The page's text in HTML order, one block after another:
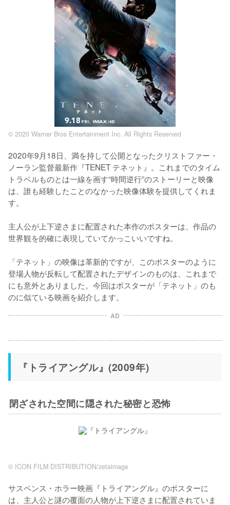
© 2020 Warner Bros Entertainment Inc. All Rights Reserved
2020年9月18日、満を持して公開となったクリストファー・
ノーラン監督最新作『TENET テネット』。これまでのタイム
トラベルものとは一線を画す“時間逆行”のストーリーと映像
は、誰も経験したことのなかった映像体験を提供してくれま
す。
主人公が上下逆さまに配置された本作のポスターは、作品の
世界観を的確に表現していてかっこいいですね。
「テネット」の映像は革新的ですが、このポスターのように
登場人物が反転して配置されたデザインのものは、これまで
にも意外とありました。今回はポスターが「テネット」のも
のに似ている映画を紹介します。
AD
『トライアングル』(2009年)
閉ざされた空間に隠された秘密と恐怖
©︎ ICON FILM DISTRIBUTION/zetaimage
サスペンス・ホラー映画『トライアングル』のポスターに
は、主人公と謎の覆面の人物が上下逆さまに配置されていま